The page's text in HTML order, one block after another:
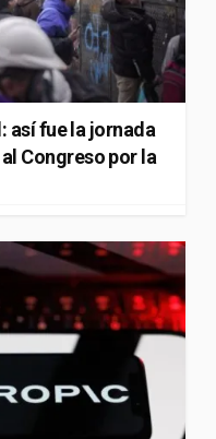
así fue la jornada
Congreso por la